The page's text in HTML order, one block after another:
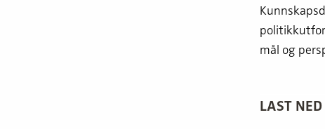
mål og
LAST